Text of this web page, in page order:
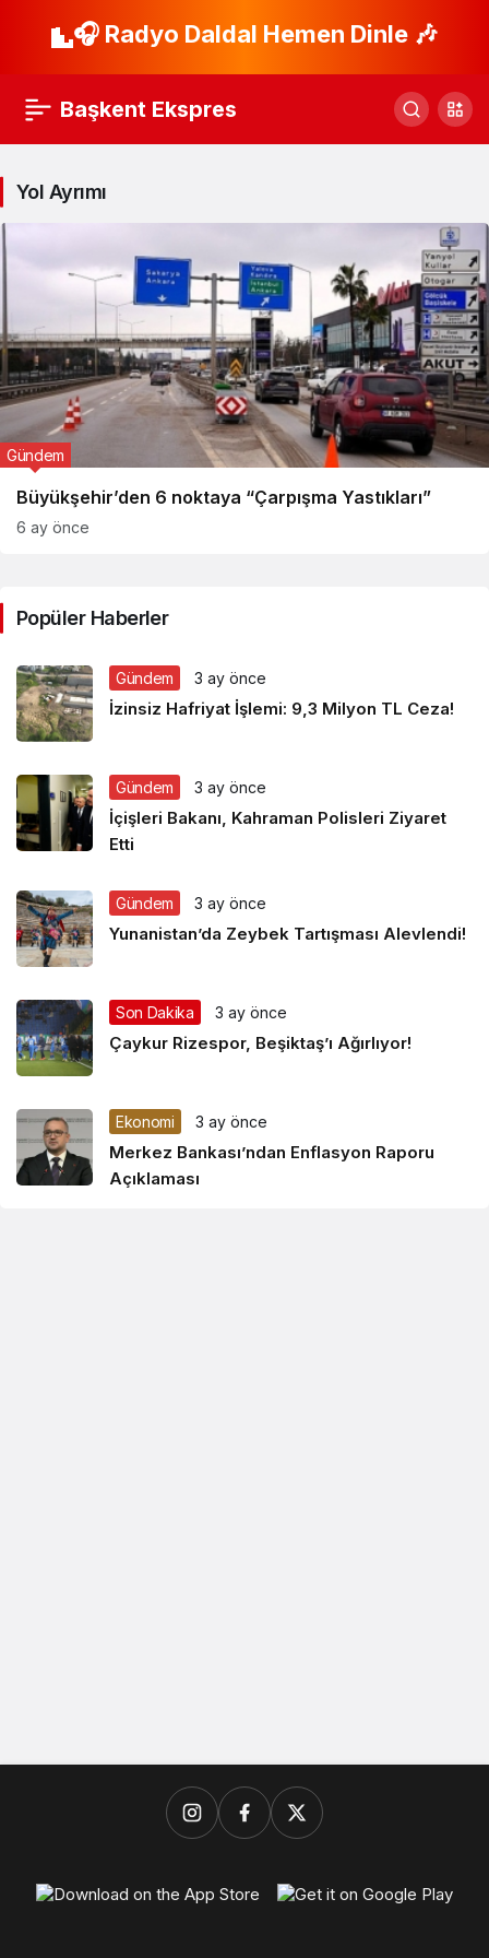
🎧 Radyo Daldal Hemen Dinle 🎶
Başkent Ekspres
Yol Ayrımı
Büyükşehir’den 6 noktaya “Çarpışma Yastıkları”
Gündem
6 ay önce
Popüler Haberler
Gündem 3 ay önce
İzinsiz Hafriyat İşlemi: 9,3 Milyon TL Ceza!
Gündem 3 ay önce
İçişleri Bakanı, Kahraman Polisleri Ziyaret
Etti
Gündem 3 ay önce
Yunanistan’da Zeybek Tartışması Alevlendi!
Son Dakika 3 ay önce
Çaykur Rizespor, Beşiktaş’ı Ağırlıyor!
Ekonomi 3 ay önce
Merkez Bankası’ndan Enflasyon Raporu
Açıklaması